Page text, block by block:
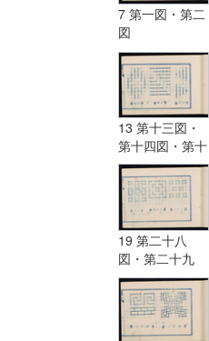
7 第一図・第二
図
13 第十三図・
第十四図・第十
五図
19 第二十八
図・第二十九
図・第三十図